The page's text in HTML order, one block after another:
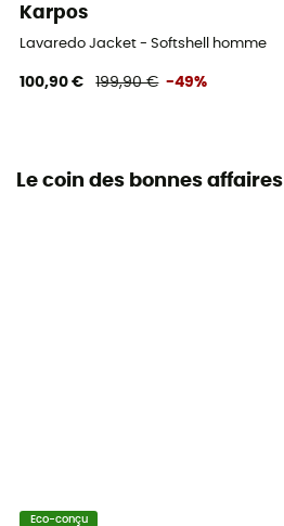
Karpos
Lavaredo Jacket - Softshell homme
100,90 € 199,90 € -49%
Le coin des bonnes affaires
Eco-conçu